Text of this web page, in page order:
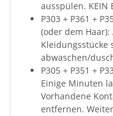
ausspülen.
P303 + P361 +
(oder dem
Kleidungsstücke
abwaschen/
P305 + P351 +
Einige Minuten
Vorhandene
entfernen.